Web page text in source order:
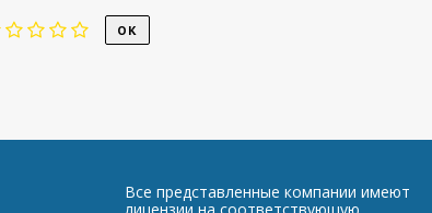
Все представленные компании имеют